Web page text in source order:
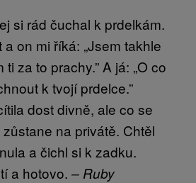
si rád čuchal k prdelkám.
on mi říká: „Jsem takhle
za to prachy.” A já: „O co
k tvojí prdelce.”
dost divně, ale co se
na privátě. Chtěl
a čichl si k zadku.
a hotovo. – Ruby